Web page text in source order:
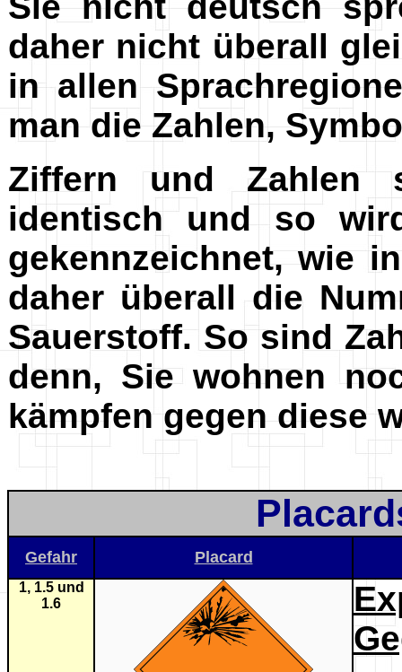
daher nicht überall
in allen
man die Zahlen,
Ziffern und Zahlen
identisch und so
gekennzeichnet, wie
daher überall die
Sauerstoff. So sind
denn, Sie wohnen
kämpfen gegen diese
Gefahr Placard
1, 1.5 und
1.6